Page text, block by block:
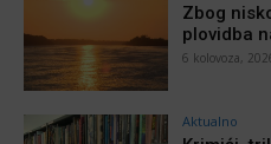
Zbog
plovidba
6 kolovoza,
Aktualno